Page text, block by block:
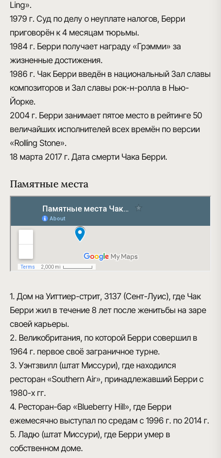
Ling».
1979 г. Суд по делу о неуплате налогов, Берри
приговорён к 4 месяцам тюрьмы.
1984 г. Берри получает награду «Грэмми» за
жизненные достижения.
1986 г. Чак Берри введён в национальный Зал славы
композиторов и Зал славы рок-н-ролла в Нью-
Йорке.
2004 г. Берри занимает пятое место в рейтинге 50
величайших исполнителей всех времён по версии
«Rolling Stone».
18 марта 2017 г. Дата смерти Чака Берри.
Памятные места
1. Дом на Уиттиер-стрит, 3137 (Сент-Луис), где Чак
Берри жил в течение 8 лет после женитьбы на заре
своей карьеры.
2. Великобритания, по которой Берри совершил в
1964 г. первое своё заграничное турне.
3. Уэнтзвилл (штат Миссури), где находился
ресторан «Southern Air», принадлежавший Берри с
1980-х гг.
4. Ресторан-бар «Blueberry Hill», где Берри
ежемесячно выступал по средам с 1996 г. по 2014 г.
5. Ладю (штат Миссури), где Берри умер в
собственном доме.